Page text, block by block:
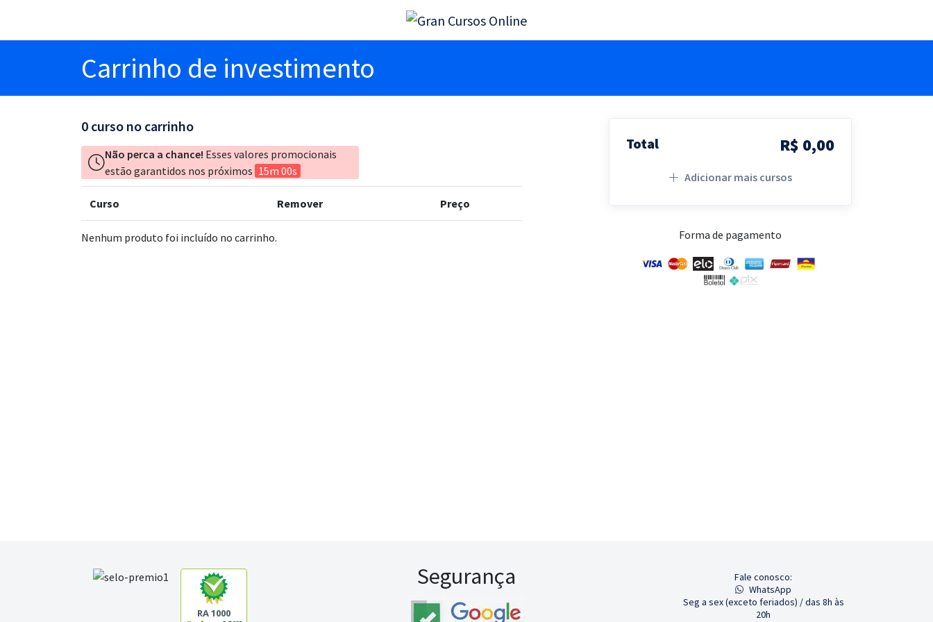
Carrinho de investimento
0 curso no carrinho
Não perca a chance! Esses valores promocionais
estão garantidos nos próximos 15m 00s
Curso Remover Preço
Nenhum produto foi incluído no carrinho.
Total R$ 0,00
Adicionar mais cursos
Forma de pagamento
RA 1000
Segurança
Fale conosco:
WhatsApp
Seg a sex (exceto feriados) / das 8h às
20h